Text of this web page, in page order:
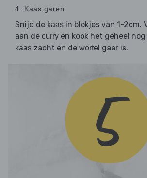
4. Kaas garen
Snijd de kaas in blokjes van 1-2cm.
aan de curry en kook het geheel
kaas zacht en de wortel gaar is.